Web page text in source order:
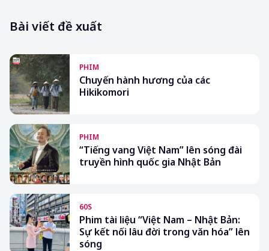
Bài viết đề xuất
PHIM
Chuyến hành hương của các
Hikikomori
PHIM
“Tiếng vang Việt Nam” lên sóng đài
truyền hình quốc gia Nhật Bản
60S
Phim tài liệu “Việt Nam – Nhật Bản:
Sự kết nối lâu đời trong văn hóa” lên
sóng